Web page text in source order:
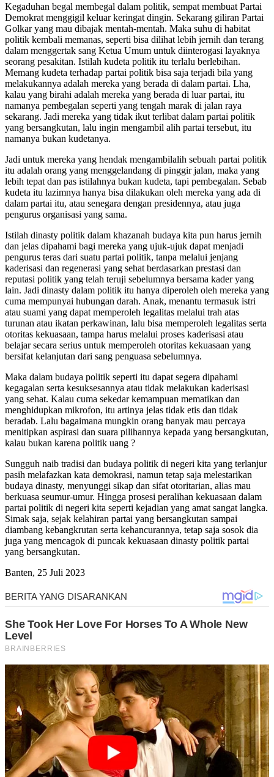
Kegaduhan begal membegal dalam politik, sempat membuat Partai
Demokrat menggigil keluar keringat dingin. Sekarang giliran Partai
Golkar yang mau dibajak mentah-mentah. Maka suhu di habitat
politik kembali memanas, seperti bisa dilihat lebih jernih dan terang
dalam menggertak sang Ketua Umum untuk diinterogasi layaknya
seorang pesakitan. Istilah kudeta politik itu terlalu berlebihan.
Memang kudeta terhadap partai politik bisa saja terjadi bila yang
melakukannya adalah mereka yang berada di dalam partai. Lha,
kalau yang birahi adalah mereka yang berada di luar partai, itu
namanya pembegalan seperti yang tengah marak di jalan raya
sekarang. Jadi mereka yang tidak ikut terlibat dalam partai politik
yang bersangkutan, lalu ingin mengambil alih partai tersebut, itu
namanya bukan kudetanya.
Jadi untuk mereka yang hendak mengambilalih sebuah partai politik
itu adalah orang yang menggelandang di pinggir jalan, maka yang
lebih tepat dan pas istilahnya bukan kudeta, tapi pembegalan. Sebab
kudeta itu lazimnya hanya bisa dilakukan oleh mereka yang ada di
dalam partai itu, atau senegara dengan presidennya, atau juga
pengurus organisasi yang sama.
Istilah dinasty politik dalam khazanah budaya kita pun harus jernih
dan jelas dipahami bagi mereka yang ujuk-ujuk dapat menjadi
pengurus teras dari suatu partai politik, tanpa melalui jenjang
kaderisasi dan regenerasi yang sehat berdasarkan prestasi dan
reputasi politik yang telah teruji sebelumnya bersama kader yang
lain. Jadi dinasty dalam politik itu hanya diperoleh oleh mereka yang
cuma mempunyai hubungan darah. Anak, menantu termasuk istri
atau suami yang dapat memperoleh legalitas melalui trah atas
turunan atau ikatan perkawinan, lalu bisa memperoleh legalitas serta
otoritas kekuasaan, tampa harus melalui proses kaderisasi atau
belajar secara serius untuk memperoleh otoritas kekuasaan yang
bersifat kelanjutan dari sang penguasa sebelumnya.
Maka dalam budaya politik seperti itu dapat segera dipahami
kegagalan serta kesuksesannya atau tidak melakukan kaderisasi
yang sehat. Kalau cuma sekedar kemampuan mematikan dan
menghidupkan mikrofon, itu artinya jelas tidak etis dan tidak
beradab. Lalu bagaimana mungkin orang banyak mau percaya
menitipkan aspirasi dan suara pilihannya kepada yang bersangkutan,
kalau bukan karena politik uang ?
Sungguh naib tradisi dan budaya politik di negeri kita yang terlanjur
pasih melafazkan kata demokrasi, namun tetap saja melestarikan
budaya dinasty, menyunggi sikap dan sifat otoritarian, alias mau
berkuasa seumur-umur. Hingga prosesi peralihan kekuasaan dalam
partai politik di negeri kita seperti kejadian yang amat sangat langka.
Simak saja, sejak kelahiran partai yang bersangkutan sampai
diambang kebangkrutan serta kehancurannya, tetap saja sosok dia
juga yang mencagok di puncak kekuasaan dinasty politik partai
yang bersangkutan.
Banten, 25 Juli 2023